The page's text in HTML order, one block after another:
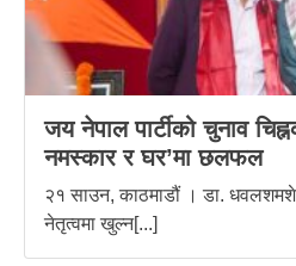
जय नेपाल पार्टीको चुनाव
नमस्कार र घर’मा छलफल
२१ साउन, काठमाडौं । डा. धवलशमशेर
नेतृत्वमा खुल्न[...]